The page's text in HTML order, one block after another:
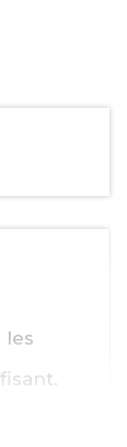
les